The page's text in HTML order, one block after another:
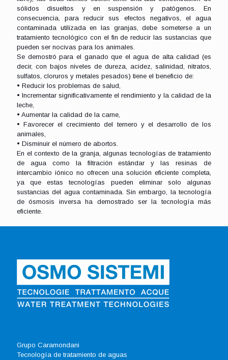
sólidos disueltos y en suspensión y patógenos. En
consecuencia, para reducir sus efectos negativos, el agua
contaminada utilizada en las granjas, debe someterse a un
tratamiento tecnológico con el fin de reducir las sustancias que
pueden ser nocivas para los animales.
Se demostró para el ganado que el agua de alta calidad (es
decir, con bajos niveles de dureza, acidez, salinidad, nitratos,
sulfatos, cloruros y metales pesados) tiene el beneficio de:
• Reducir los problemas de salud,
• Incrementar significativamente el rendimiento y la calidad de la
leche,
• Aumentar la calidad de la carne,
• Favorecer el crecimiento del ternero y el desarrollo de los
animales,
• Disminuir el número de abortos.
En el contexto de la granja, algunas tecnologías de tratamiento
de agua como la filtración estándar y las resinas de
intercambio iónico no ofrecen una solución eficiente completa,
ya que estas tecnologías pueden eliminar solo algunas
sustancias del agua contaminada. Sin embargo, la tecnología
de ósmosis inversa ha demostrado ser la tecnología más
eficiente.
Grupo Caramondani
Tecnología de tratamiento de aguas